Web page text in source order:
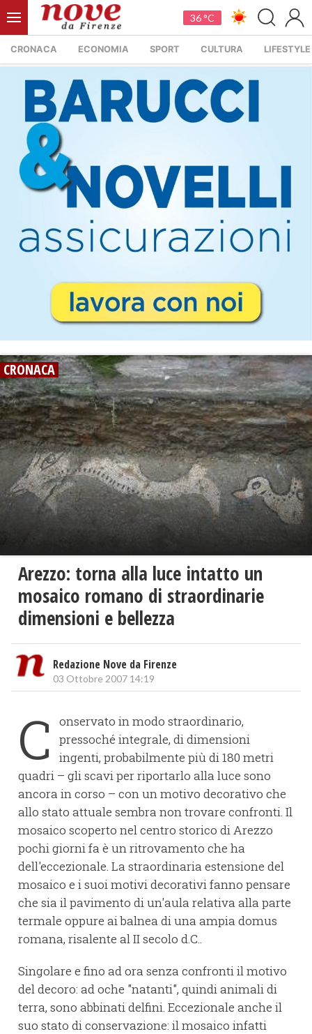
36 °C
CRONACA ECONOMIA SPORT CULTURA LIFESTYLE
CRONACA
Arezzo: torna alla luce intatto un
mosaico romano di straordinarie
dimensioni e bellezza
Redazione Nove da Firenze
03 Ottobre 2007 14:19
C
onservato in modo straordinario,
pressoché integrale, di dimensioni
ingenti, probabilmente più di 180 metri
quadri – gli scavi per riportarlo alla luce sono
ancora in corso – con un motivo decorativo che
allo stato attuale sembra non trovare confronti. Il
mosaico scoperto nel centro storico di Arezzo
pochi giorni fa è un ritrovamento che ha
dell'eccezionale. La straordinaria estensione del
mosaico e i suoi motivi decorativi fanno pensare
che sia il pavimento di un'aula relativa alla parte
termale oppure ai balnea di una ampia domus
romana, risalente al II secolo d.C..
Singolare e fino ad ora senza confronti il motivo
del decoro: ad oche "natanti", quindi animali di
terra, sono abbinati delfini. Eccezionale anche il
suo stato di conservazione: il mosaico infatti